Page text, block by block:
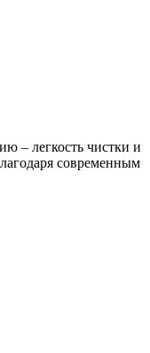
– легкость чистки и
современным